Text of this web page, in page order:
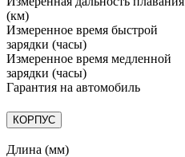
(км)
Измеренное время быстрой
зарядки (часы)
Измеренное время медленной
зарядки (часы)
Гарантия на автомобиль
КОРПУС
Длина (мм)